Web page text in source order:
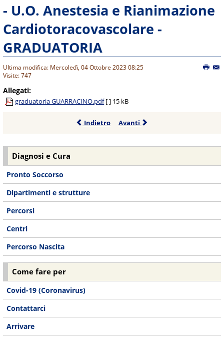
- U.O. Anestesia e Rianimazione
Cardiotoracovascolare -
GRADUATORIA
Ultima modifica: Mercoledì, 04 Ottobre 2023 08:25
Visite: 747
Allegati:
graduatoria GUARRACINO.pdf [ ] 15 kB
Indietro Avanti
Diagnosi e Cura
Pronto Soccorso
Dipartimenti e strutture
Percorsi
Centri
Percorso Nascita
Come fare per
Covid-19 (Coronavirus)
Contattarci
Arrivare